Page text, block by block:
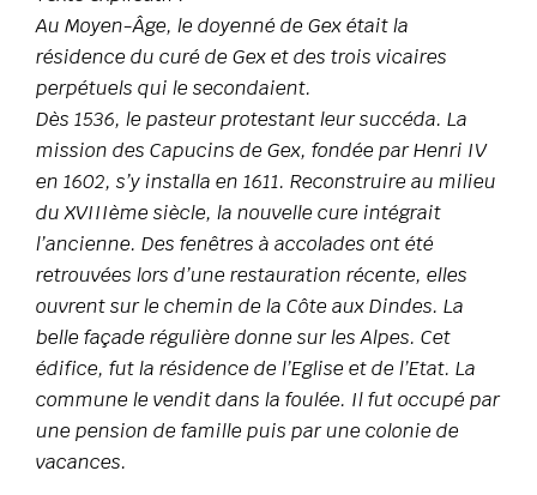
Au Moyen-Âge, le doyenné de Gex était la
résidence du curé de Gex et des trois vicaires
perpétuels qui le secondaient.
Dès 1536, le pasteur protestant leur succéda. La
mission des Capucins de Gex, fondée par Henri IV
en 1602, s’y installa en 1611. Reconstruire au milieu
du XVIIIème siècle, la nouvelle cure intégrait
l’ancienne. Des fenêtres à accolades ont été
retrouvées lors d’une restauration récente, elles
ouvrent sur le chemin de la Côte aux Dindes. La
belle façade régulière donne sur les Alpes. Cet
édifice, fut la résidence de l’Eglise et de l’Etat. La
commune le vendit dans la foulée. Il fut occupé par
une pension de famille puis par une colonie de
vacances.